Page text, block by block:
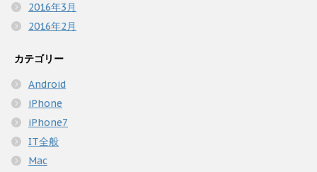
2016年3月
2016年2月
カテゴリー
Android
iPhone
iPhone7
IT全般
Mac